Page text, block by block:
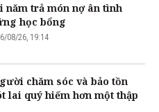
năm trả món nợ ân tình
học bổng
08/26, 19:14
chăm sóc và bảo tồn
lai quý hiếm hơn một thập